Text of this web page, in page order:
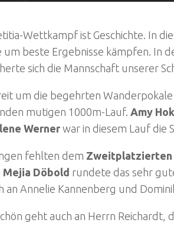
Wettkampf ist Geschichte. In
um beste Ergebnisse kämpfen. In
sich die Mannschaft unserer
um die begehrten
mutigen 1000m-Lauf. Amy
Wernerwar in diesem Lauf die
fehlten dem Zweitplatzierten
Mejia Döbold rundete das sehr
an Annelie Kannenberg und
geht auch an Herrn